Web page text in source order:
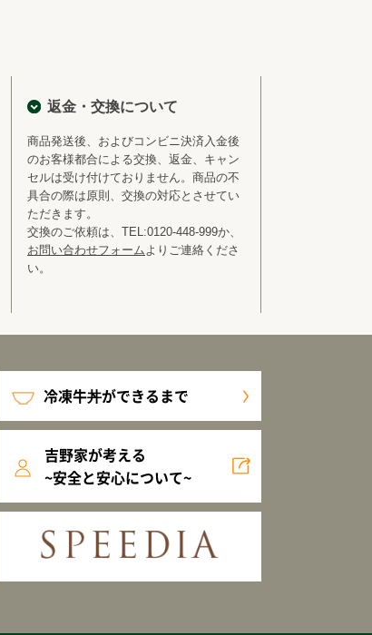
返金・交換について
商品発送後、およびコンビニ決済入金後
のお客様都合による交換、返金、キャン
セルは受け付けておりません。商品の不
具合の際は原則、交換の対応とさせてい
ただきます。
交換のご依頼は、TEL:0120-448-999か、
お問い合わせフォームよりご連絡くださ
い。
冷凍牛丼ができるまで
吉野家が考える
~安全と安心について~